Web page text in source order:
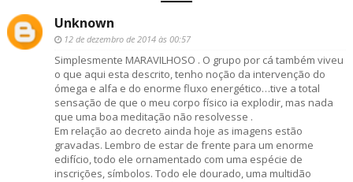
Unknown
12 de dezembro de 2014 às 00:57
Simplesmente MARAVILHOSO . O grupo por cá também viveu
o que aqui esta descrito, tenho noção da intervenção do
ómega e alfa e do enorme fluxo energético…tive a total
sensação de que o meu corpo físico ia explodir, mas nada
que uma boa meditação não resolvesse .
Em relação ao decreto ainda hoje as imagens estão
gravadas. Lembro de estar de frente para um enorme
edifício, todo ele ornamentado com uma espécie de
inscrições, símbolos. Todo ele dourado, uma multidão